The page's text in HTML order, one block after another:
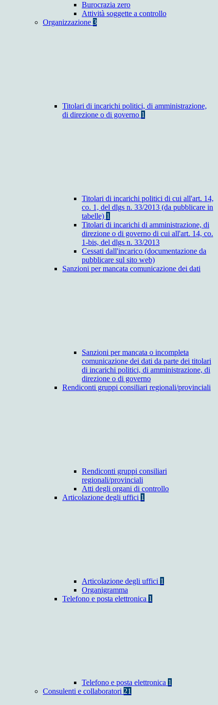
Burocrazia zero
Attività soggette a controllo
Organizzazione 3
Titolari di incarichi politici, di amministrazione,
di direzione o di governo 1
Titolari di incarichi politici di cui all'art. 14,
co. 1, del dlgs n. 33/2013 (da pubblicare in
tabelle) 1
Titolari di incarichi di amministrazione, di
direzione o di governo di cui all'art. 14, co.
1-bis, del dlgs n. 33/2013
Cessati dall'incarico (documentazione da
pubblicare sul sito web)
Sanzioni per mancata comunicazione dei dati
Sanzioni per mancata o incompleta
comunicazione dei dati da parte dei titolari
di incarichi politici, di amministrazione, di
direzione o di governo
Rendiconti gruppi consiliari regionali/provinciali
Rendiconti gruppi consiliari
regionali/provinciali
Atti degli organi di controllo
Articolazione degli uffici 1
Articolazione degli uffici 1
Organigramma
Telefono e posta elettronica 1
Telefono e posta elettronica 1
Consulenti e collaboratori 21